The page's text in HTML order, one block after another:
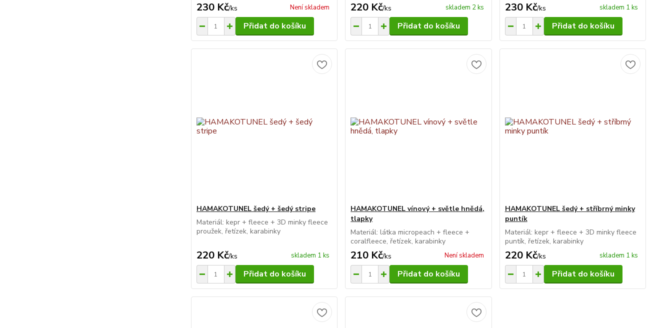
230 Kč/ks Není skladem
Přidat do košíku
220 Kč/ks skladem 2 ks
Přidat do košíku
230 Kč/ks skladem 1 ks
Přidat do košíku
HAMAKOTUNEL šedý + šedý stripe
Materiál: kepr + fleece + 3D minky fleece
proužek, řetízek, karabinky
220 Kč/ks skladem 1 ks
Přidat do košíku
HAMAKOTUNEL vínový + světle hnědá,
tlapky
Materiál: látka micropeach + fleece +
coralfleece, řetízek, karabinky
210 Kč/ks Není skladem
Přidat do košíku
HAMAKOTUNEL šedý + stříbrný minky
puntík
Materiál: kepr + fleece + 3D minky fleece
puntík, řetízek, karabinky
220 Kč/ks skladem 1 ks
Přidat do košíku